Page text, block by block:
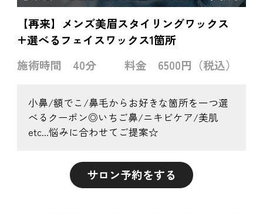
【再来】メンズ美眉スタイリングワックス
+選べるフェイスワックス1箇所
施術時間
40分 料金 6500円（税込）
小鼻/額でこ/鼻毛からお好きな箇所を一つ選
べるクーポン◎いちご鼻/ニキビケア/美肌
etc...悩みに合わせてご提案☆
サロン予約をする